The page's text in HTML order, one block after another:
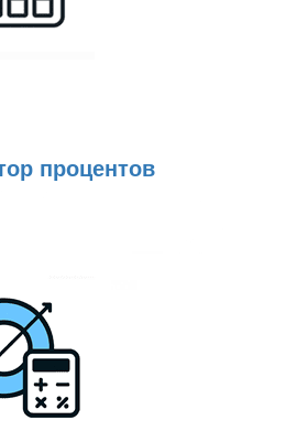
процентов